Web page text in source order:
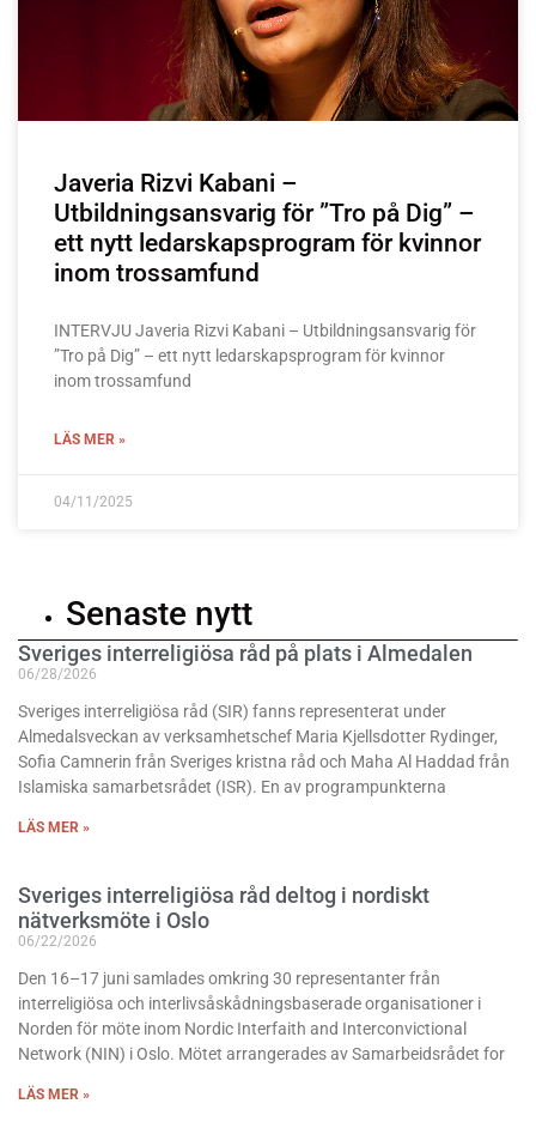
Javeria Rizvi Kabani –
Utbildningsansvarig för ”Tro på Dig” –
ett nytt ledarskapsprogram för kvinnor
inom trossamfund
INTERVJU Javeria Rizvi Kabani – Utbildningsansvarig för
”Tro på Dig” – ett nytt ledarskapsprogram för kvinnor
inom trossamfund
LÄS MER »
04/11/2025
Senaste nytt
Sveriges interreligiösa råd på plats i Almedalen
06/28/2026
Sveriges interreligiösa råd (SIR) fanns representerat under
Almedalsveckan av verksamhetschef Maria Kjellsdotter Rydinger,
Sofia Camnerin från Sveriges kristna råd och Maha Al Haddad från
Islamiska samarbetsrådet (ISR). En av programpunkterna
LÄS MER »
Sveriges interreligiösa råd deltog i nordiskt
nätverksmöte i Oslo
06/22/2026
Den 16–17 juni samlades omkring 30 representanter från
interreligiösa och interlivsåskådningsbaserade organisationer i
Norden för möte inom Nordic Interfaith and Interconvictional
Network (NIN) i Oslo. Mötet arrangerades av Samarbeidsrådet for
LÄS MER »